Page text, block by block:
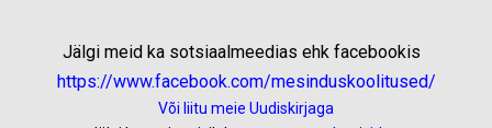
Jälgi meid ka sotsiaalmeedias ehk facebookis
https://www.facebook.com/mesinduskoolitused/
Või liitu meie Uudiskirjaga